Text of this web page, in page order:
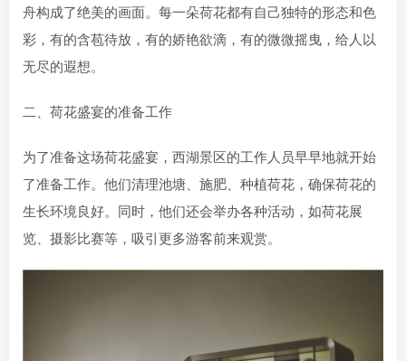
舟构成了绝美的画面。每一朵荷花都有自己独特的形态和色
彩，有的含苞待放，有的娇艳欲滴，有的微微摇曳，给人以
无尽的遐想。
二、荷花盛宴的准备工作
为了准备这场荷花盛宴，西湖景区的工作人员早早地就开始
了准备工作。他们清理池塘、施肥、种植荷花，确保荷花的
生长环境良好。同时，他们还会举办各种活动，如荷花展
览、摄影比赛等，吸引更多游客前来观赏。